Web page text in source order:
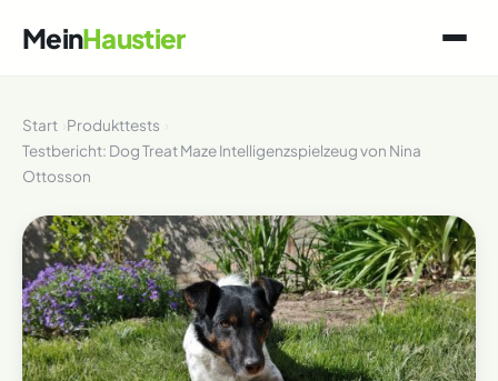
MeinHaustier
Start Produkttests
Testbericht: Dog Treat Maze Intelligenzspielzeug von Nina
Ottosson